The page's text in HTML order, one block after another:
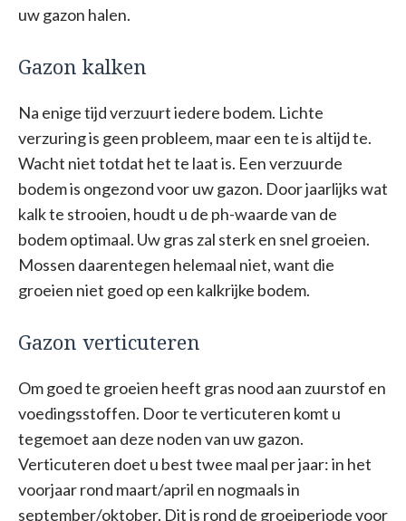
uw gazon halen.
Gazon kalken
Na enige tijd verzuurt iedere bodem. Lichte
verzuring is geen probleem, maar een te is altijd te.
Wacht niet totdat het te laat is. Een verzuurde
bodem is ongezond voor uw gazon. Door jaarlijks wat
kalk te strooien, houdt u de ph-waarde van de
bodem optimaal. Uw gras zal sterk en snel groeien.
Mossen daarentegen helemaal niet, want die
groeien niet goed op een kalkrijke bodem.
Gazon verticuteren
Om goed te groeien heeft gras nood aan zuurstof en
voedingsstoffen. Door te verticuteren komt u
tegemoet aan deze noden van uw gazon.
Verticuteren doet u best twee maal per jaar: in het
voorjaar rond maart/april en nogmaals in
september/oktober. Dit is rond de groeiperiode voor